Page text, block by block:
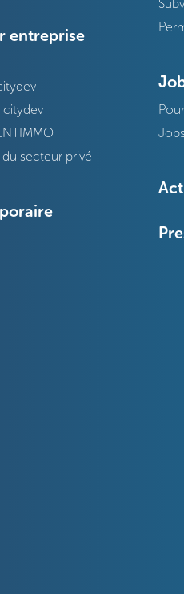
entreprise
citydev
secteur privé